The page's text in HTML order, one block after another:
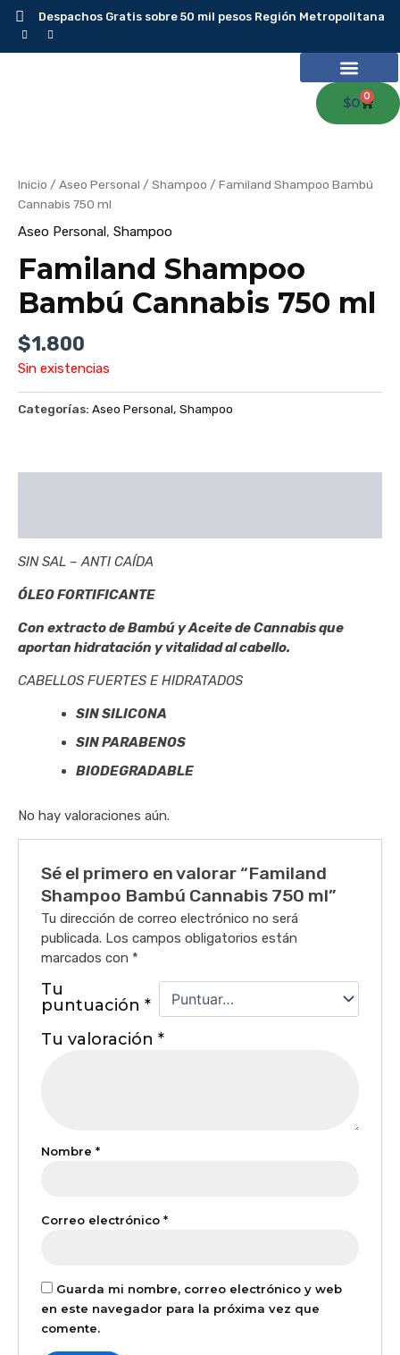
Despachos Gratis sobre 50 mil pesos Región Metropolitana
$0 0
Inicio / Aseo Personal / Shampoo / Familand Shampoo Bambú
Cannabis 750 ml
Aseo Personal , Shampoo
Familand Shampoo
Bambú Cannabis 750 ml
$1.800
Sin existencias
Categorías: Aseo Personal, Shampoo
SIN SAL – ANTI CAÍDA
ÓLEO FORTIFICANTE
Con extracto de Bambú y Aceite de Cannabis que
aportan hidratación y vitalidad al cabello.
CABELLOS FUERTES E HIDRATADOS
SIN SILICONA
SIN PARABENOS
BIODEGRADABLE
No hay valoraciones aún.
Sé el primero en valorar “Familand
Shampoo Bambú Cannabis 750 ml”
Tu dirección de correo electrónico no será
publicada. Los campos obligatorios están
marcados con *
Tu
puntuación*
Tu valoración*
Nombre*
Correo electrónico*
Guarda mi nombre, correo electrónico y web
en este navegador para la próxima vez que
comente.